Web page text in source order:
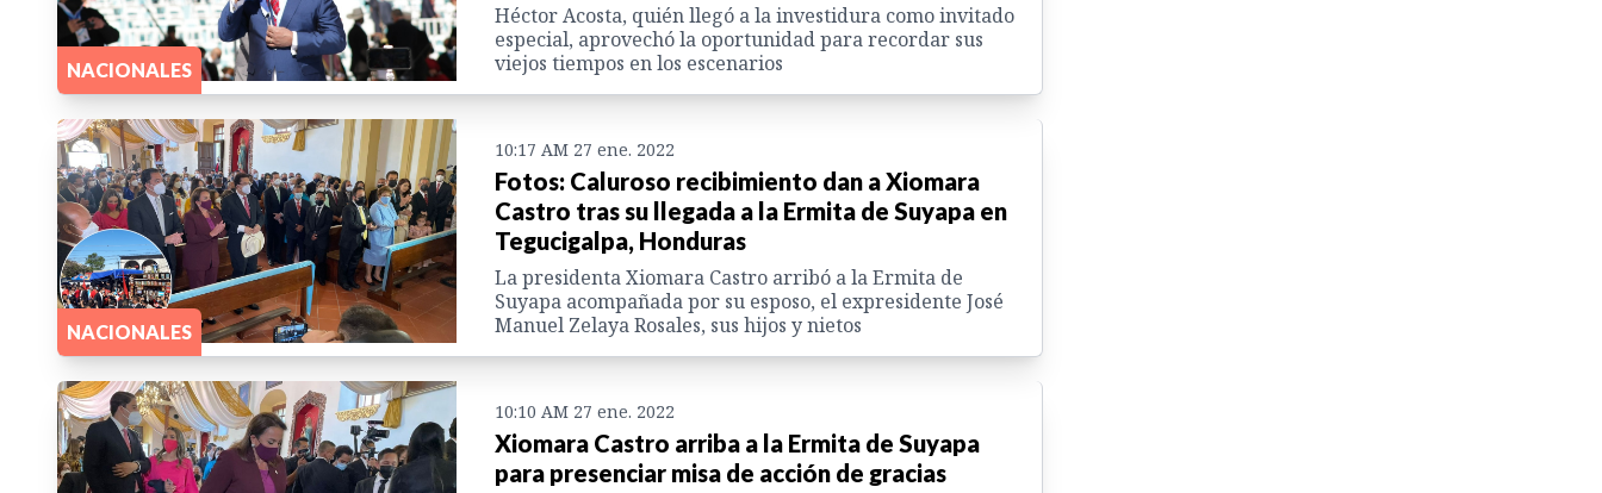
NACIONALES
Héctor Acosta, quién llegó a la investidura como invitado
especial, aprovechó la oportunidad para recordar sus
viejos tiempos en los escenarios
NACIONALES
10:17 AM 27 ene. 2022
Fotos: Caluroso recibimiento dan a Xiomara
Castro tras su llegada a la Ermita de Suyapa en
Tegucigalpa, Honduras
La presidenta Xiomara Castro arribó a la Ermita de
Suyapa acompañada por su esposo, el expresidente José
Manuel Zelaya Rosales, sus hijos y nietos
10:10 AM 27 ene. 2022
Xiomara Castro arriba a la Ermita de Suyapa
para presenciar misa de acción de gracias